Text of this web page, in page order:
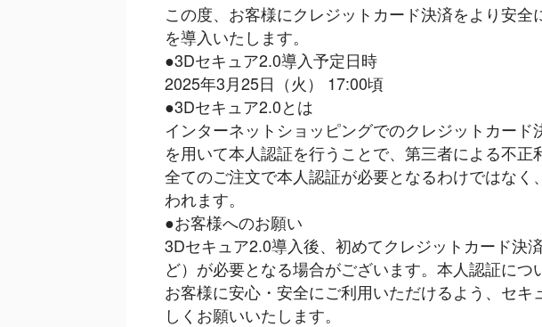
この度、お客様にクレジットカード決済をより安
を導入いたします。
●3Dセキュア2.0導入予定日時
2025年3月25日（火） 17:00頃
●3Dセキュア2.0とは
インターネットショッピングでのクレジットカー
を用いて本人認証を行うことで、第三者による不正
全てのご注文で本人認証が必要となるわけではな
われます。
●お客様へのお願い
3Dセキュア2.0導入後、初めてクレジットカード決
ど）が必要となる場合がございます。本人認証に
お客様に安心・安全にご利用いただけるよう、セ
しくお願いいたします。